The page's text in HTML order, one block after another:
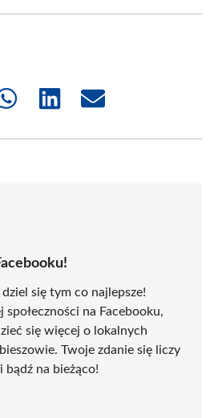
Share
Share
Share
się tym co najlepsze!
społeczności na Facebooku,
się więcej o lokalnych
Twoje zdanie się liczy
bądź na bieżąco!